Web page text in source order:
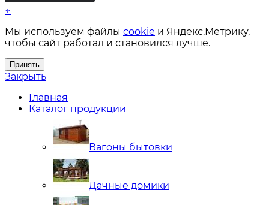
↑
Мы используем файлы cookie и Яндекс.Метрику,
чтобы сайт работал и становился лучше.
Принять
Закрыть
Главная
Каталог продукции
Вагоны бытовки
Дачные домики